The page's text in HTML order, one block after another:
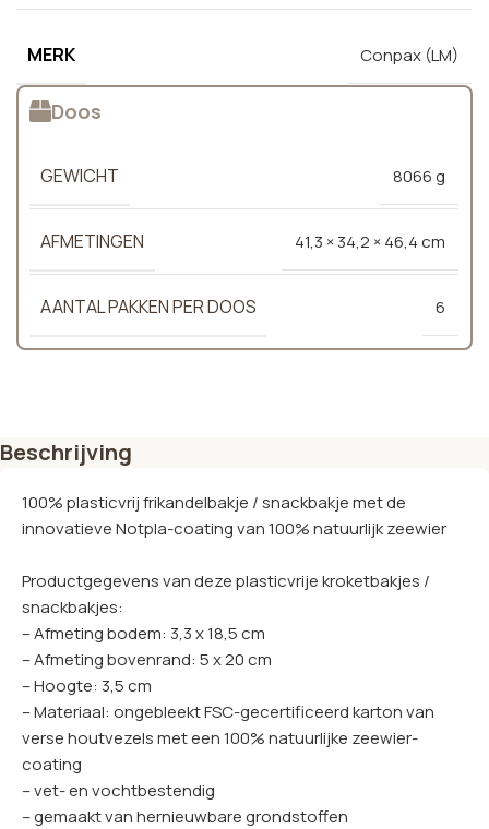
MERK Conpax (LM)
Doos
GEWICHT 8066 g
AFMETINGEN 41,3 × 34,2 × 46,4 cm
AANTAL PAKKEN PER DOOS 6
Beschrijving
100% plasticvrij frikandelbakje / snackbakje met de
innovatieve Notpla-coating van 100% natuurlijk zeewier
Productgegevens van deze plasticvrije kroketbakjes /
snackbakjes:
– Afmeting bodem: 3,3 x 18,5 cm
– Afmeting bovenrand: 5 x 20 cm
– Hoogte: 3,5 cm
– Materiaal: ongebleekt FSC-gecertificeerd karton van
verse houtvezels met een 100% natuurlijke zeewier-
coating
– vet- en vochtbestendig
– gemaakt van hernieuwbare grondstoffen